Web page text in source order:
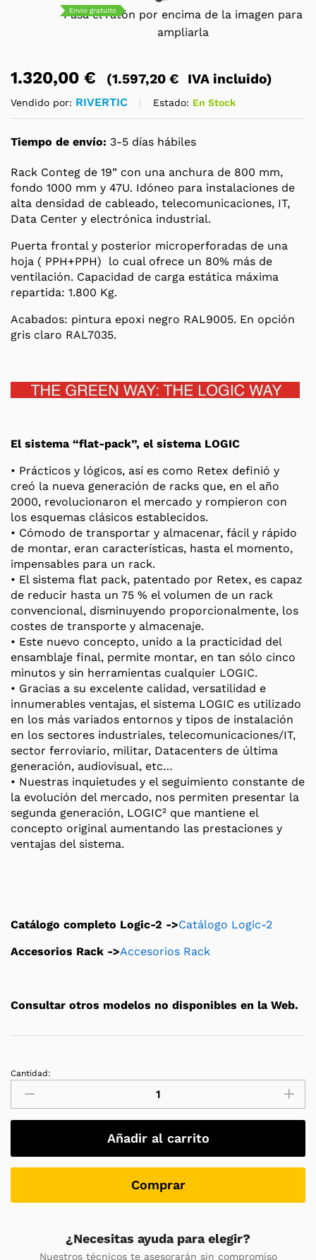
Pasa el ratón por encima de la imagen para
ampliarla
Envío gratuito
1.320,00 € (1.597,20 € IVA incluido)
Vendido por: RIVERTIC Estado: En Stock
Tiempo de envío: 3-5 días hábiles
Rack Conteg de 19” con una anchura de 800 mm,
fondo 1000 mm y 47U. Idóneo para instalaciones de
alta densidad de cableado, telecomunicaciones, IT,
Data Center y electrónica industrial.
Puerta frontal y posterior microperforadas de una
hoja ( PPH+PPH) lo cual ofrece un 80% más de
ventilación. Capacidad de carga estática máxima
repartida: 1.800 Kg.
Acabados: pintura epoxi negro RAL9005. En opción
gris claro RAL7035.
El sistema “flat-pack”, el sistema LOGIC
• Prácticos y lógicos, así es como Retex definió y
creó la nueva generación de racks que, en el año
2000, revolucionaron el mercado y rompieron con
los esquemas clásicos establecidos.
• Cómodo de transportar y almacenar, fácil y rápido
de montar, eran características, hasta el momento,
impensables para un rack.
• El sistema flat pack, patentado por Retex, es capaz
de reducir hasta un 75 % el volumen de un rack
convencional, disminuyendo proporcionalmente, los
costes de transporte y almacenaje.
• Este nuevo concepto, unido a la practicidad del
ensamblaje final, permite montar, en tan sólo cinco
minutos y sin herramientas cualquier LOGIC.
• Gracias a su excelente calidad, versatilidad e
innumerables ventajas, el sistema LOGIC es utilizado
en los más variados entornos y tipos de instalación
en los sectores industriales, telecomunicaciones/IT,
sector ferroviario, militar, Datacenters de última
generación, audiovisual, etc…
• Nuestras inquietudes y el seguimiento constante de
la evolución del mercado, nos permiten presentar la
segunda generación, LOGIC² que mantiene el
concepto original aumentando las prestaciones y
ventajas del sistema.
Catálogo completo Logic-2 ->Catálogo Logic-2
Accesorios Rack ->Accesorios Rack
Consultar otros modelos no disponibles en la Web.
Rack
Conteg
LOGIC-
47U
PPH+PPH
Cantidad:
Añadir al carrito
Comprar
¿Necesitas ayuda para elegir?
Nuestros técnicos te asesorarán sin compromiso